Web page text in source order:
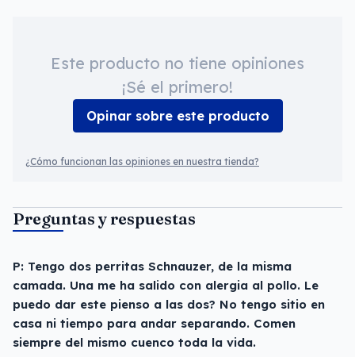
Este producto no tiene opiniones
¡Sé el primero!
Opinar sobre este producto
¿Cómo funcionan las opiniones en nuestra tienda?
Preguntas y respuestas
P: Tengo dos perritas Schnauzer, de la misma
camada. Una me ha salido con alergia al pollo. Le
puedo dar este pienso a las dos? No tengo sitio en
casa ni tiempo para andar separando. Comen
siempre del mismo cuenco toda la vida.